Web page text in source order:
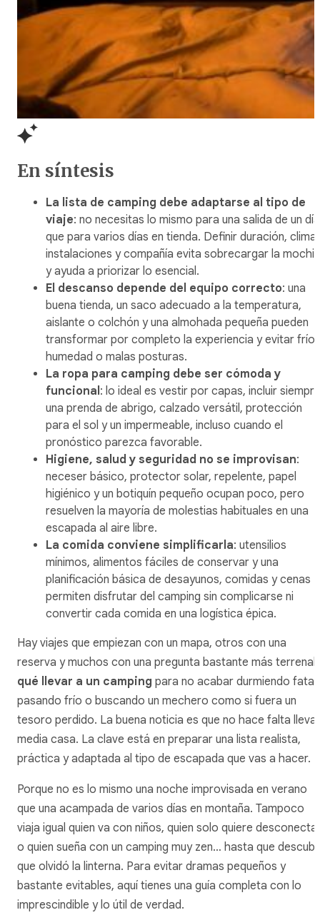
En síntesis
La lista de camping debe adaptarse al tipo de
viaje: no necesitas lo mismo para una salida de un día
que para varios días en tienda. Definir duración, clima,
instalaciones y compañía evita sobrecargar la
y ayuda a priorizar lo esencial.
El descanso depende del equipo correcto: una
buena tienda, un saco adecuado a la temperatura,
aislante o colchón y una almohada pequeña pueden
transformar por completo la experiencia y evitar frío,
humedad o malas posturas.
La ropa para camping debe ser cómoda y
funcional : lo ideal es vestir por capas, incluir siempre
una prenda de abrigo, calzado versátil, protección
para el sol y un impermeable, incluso cuando el
pronóstico parezca favorable.
Higiene, salud y seguridad no se improvisan:
neceser básico, protector solar, repelente, papel
higiénico y un botiquín pequeño ocupan poco, pero
resuelven la mayoría de molestias habituales en una
escapada al aire libre.
La comida conviene simplificarla: utensilios
mínimos, alimentos fáciles de conservar y una
planificación básica de desayunos, comidas y cenas
permiten disfrutar del camping sin complicarse ni
convertir cada comida en una logística épica.
Hay viajes que empiezan con un mapa, otros con una
reserva y muchos con una pregunta bastante más terrenal:
qué llevar a un camping para no acabar durmiendo fatal,
pasando frío o buscando un mechero como si fuera un
tesoro perdido. La buena noticia es que no hace falta llevar
media casa. La clave está en preparar una lista realista,
práctica y adaptada al tipo de escapada que vas a hacer.
Porque no es lo mismo una noche improvisada en verano
que una acampada de varios días en montaña. Tampoco
viaja igual quien va con niños, quien solo quiere
o quien sueña con un camping muy zen… hasta que
que olvidó la linterna. Para evitar dramas pequeños y
bastante evitables, aquí tienes una guía completa con lo
imprescindible y lo útil de verdad.